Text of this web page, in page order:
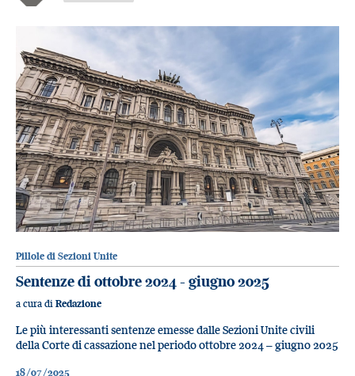
Pillole di Sezioni Unite
Sentenze di ottobre 2024 - giugno 2025
a cura di Redazione
Le più interessanti sentenze emesse dalle Sezioni Unite civili
della Corte di cassazione nel periodo ottobre 2024 – giugno 2025
18/07/2025